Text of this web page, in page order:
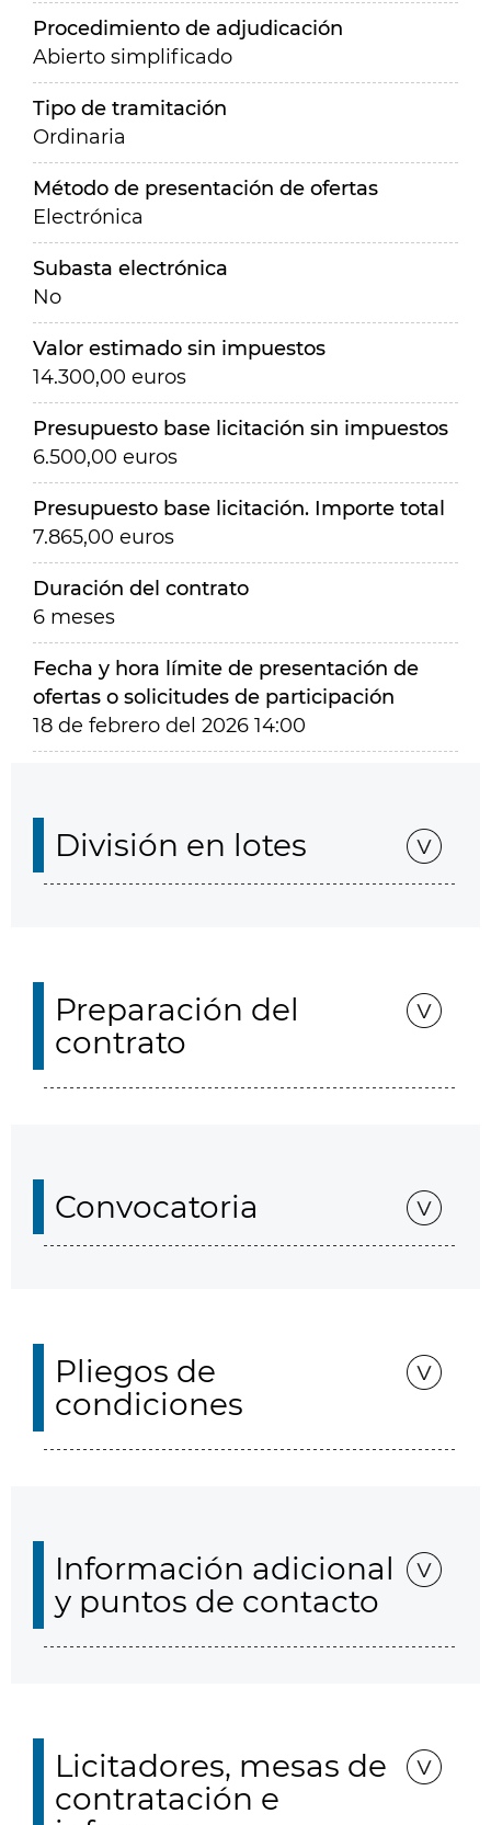
Procedimiento de adjudicación
Abierto simplificado
Tipo de tramitación
Ordinaria
Método de presentación de ofertas
Electrónica
Subasta electrónica
No
Valor estimado sin impuestos
14.300,00 euros
Presupuesto base licitación sin impuestos
6.500,00 euros
Presupuesto base licitación. Importe total
7.865,00 euros
Duración del contrato
6 meses
Fecha y hora límite de presentación de
ofertas o solicitudes de participación
18 de febrero del 2026 14:00
División en lotes
Preparación del
contrato
Convocatoria
Pliegos de
condiciones
Información adicional
y puntos de contacto
Licitadores, mesas de
contratación e